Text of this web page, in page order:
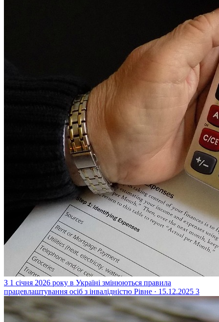
З 1 січня 2026 року в Україні змінюються правила
працевлаштування осіб з інвалідністю Рівне · 15.12.2025 3